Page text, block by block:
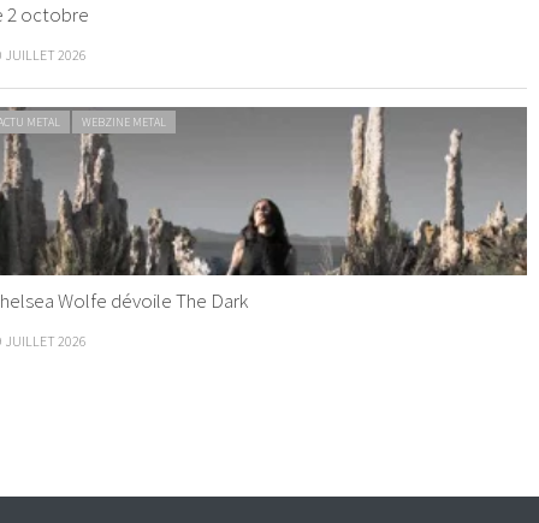
2 octobre
JUILLET 2026
METAL WEBZINE METAL
Wolfe dévoile The Dark
JUILLET 2026